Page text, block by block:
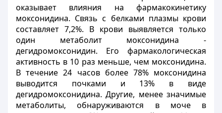
оказывает влияния на фармакокинетику
моксонидина. Связь с белками плазмы крови
составляет 7,2%. В крови выявляется только
один метаболит моксонидина -
дегидромоксонидин. Его фармакологическая
активность в 10 раз меньше, чем моксонидина.
В течение 24 часов более 78% моксонидина
выводится почками и 13% в виде
дегидромоксонидина. Другие, менее значимые
метаболиты, обнаруживаются в моче в